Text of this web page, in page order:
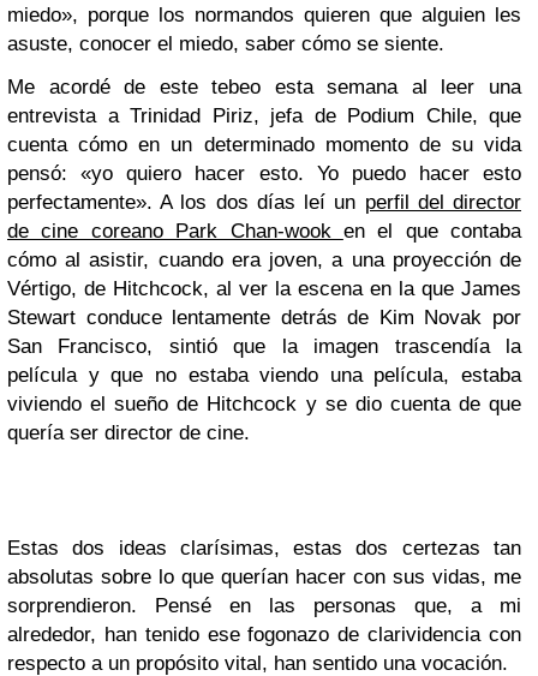
miedo», porque los normandos quieren que alguien les
asuste, conocer el miedo, saber cómo se siente.
Me acordé de este tebeo esta semana al leer una
entrevista a Trinidad Piriz, jefa de Podium Chile, que
cuenta cómo en un determinado momento de su vida
pensó: «yo quiero hacer esto. Yo puedo hacer esto
perfectamente». A los dos días leí un perfil del director
de cine coreano Park Chan-wook en el que contaba
cómo al asistir, cuando era joven, a una proyección de
Vértigo, de Hitchcock, al ver la escena en la que James
Stewart conduce lentamente detrás de Kim Novak por
San Francisco, sintió que la imagen trascendía la
película y que no estaba viendo una película, estaba
viviendo el sueño de Hitchcock y se dio cuenta de que
quería ser director de cine.
Estas dos ideas clarísimas, estas dos certezas tan
absolutas sobre lo que querían hacer con sus vidas, me
sorprendieron. Pensé en las personas que, a mi
alrededor, han tenido ese fogonazo de clarividencia con
respecto a un propósito vital, han sentido una vocación.